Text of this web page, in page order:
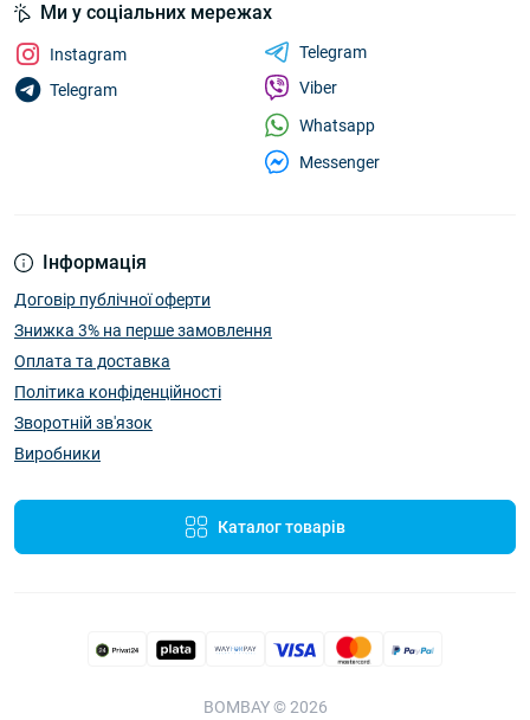
Інформація
Договір публічної оферти
Знижка 3% на перше замовлення
Оплата та доставка
Політика конфіденційності
Зворотній зв'язок
Виробники
Каталог товарів
Ми у соціальних мережах
Instagram
Telegram
Telegram
Viber
Whatsapp
Messenger
BOMBAY © 2026